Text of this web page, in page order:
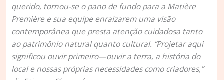
querido, tornou-se o pano de fundo para a Matière
Première e sua equipe enraizarem uma visão
contemporânea que presta atenção cuidadosa tanto
ao patrimônio natural quanto cultural. “Projetar aqui
significou ouvir primeiro—ouvir a terra, a história do
local e nossas próprias necessidades como criadores,”